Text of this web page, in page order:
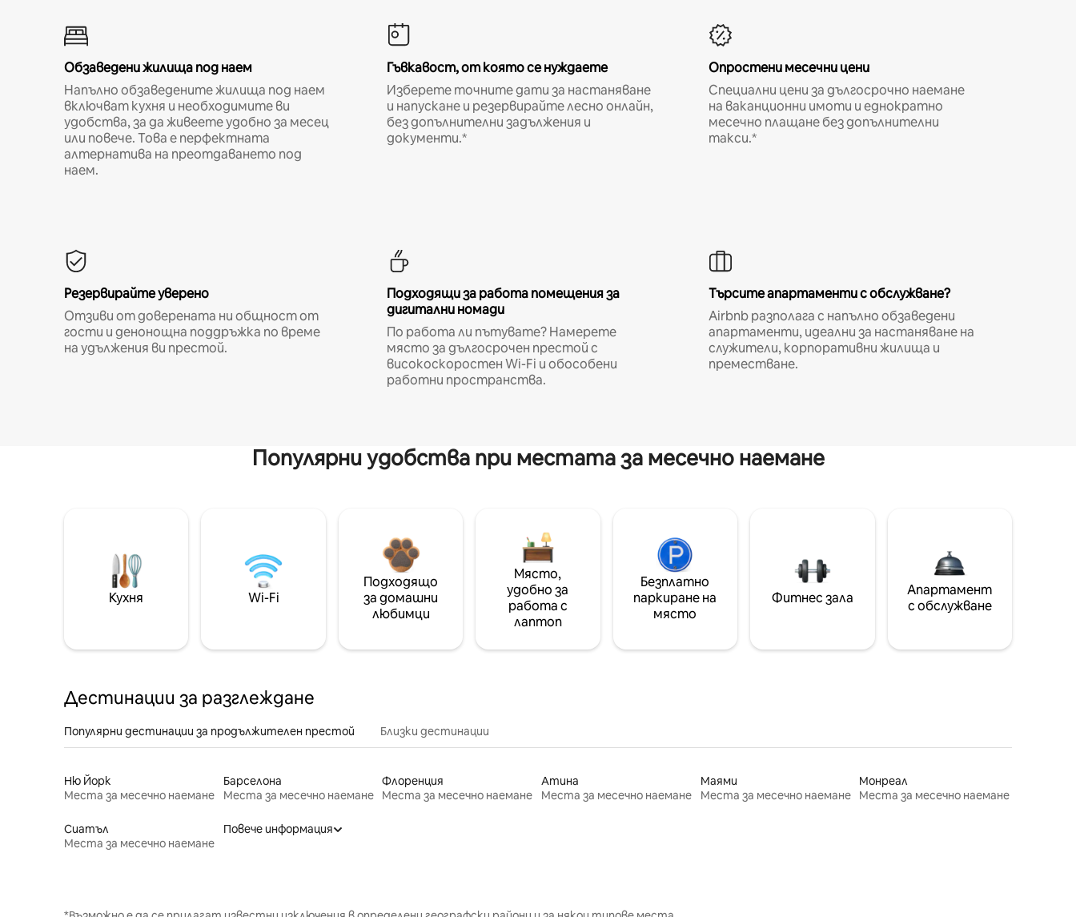
Обзаведени жилища под наем
Напълно обзаведените жилища под наем
включват кухня и необходимите ви
удобства, за да живеете удобно за месец
или повече. Това е перфектната
алтернатива на преотдаването под
наем.
Гъвкавост, от която се нуждаете
Изберете точните дати за настаняване
и напускане и резервирайте лесно онлайн,
без допълнителни задължения и
документи.*
Опростени месечни цени
Специални цени за дългосрочно наемане
на ваканционни имоти и еднократно
месечно плащане без допълнителни
такси.*
Резервирайте уверено
Отзиви от доверената ни общност от
гости и денонощна поддръжка по време
на удължения ви престой.
Подходящи за работа помещения за
дигитални номади
По работа ли пътувате? Намерете
място за дългосрочен престой с
високоскоростен Wi-Fi и обособени
работни пространства.
Търсите апартаменти с обслужване?
Airbnb разполага с напълно обзаведени
апартаменти, идеални за настаняване на
служители, корпоративни жилища и
преместване.
Популярни удобства при местата за месечно наемане
Кухня Wi-Fi
Подходящо
за домашни
любимци
Място,
удобно за
работа с
лаптоп
Безплатно
паркиране на
място
Фитнес зала
Апартамент
с обслужване
Дестинации за разглеждане
Популярни дестинации за продължителен престой Близки дестинации
Ню Йорк
Места за месечно наемане
Барселона
Места за месечно наемане
Флоренция
Места за месечно наемане
Атина
Места за месечно наемане
Маями
Места за месечно наемане
Монреал
Места за месечно наемане
Сиатъл
Места за месечно наемане
Повече информация